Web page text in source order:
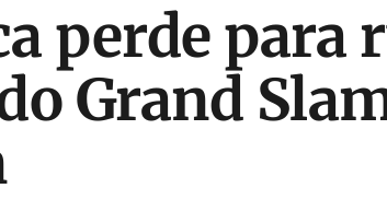
perde para
Grand